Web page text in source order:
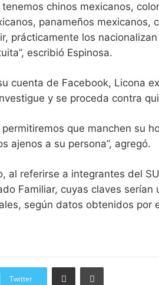
tenemos chinos mexicanos,
panameños mexicanos,
prácticamente los
escribió Espinosa.
cuenta de Facebook, Licona
y se proceda contra
permitiremos que manchen su
ajenos a su persona”, agregó.
al referirse a integrantes del
Familiar, cuyas claves
según datos obtenidos por
Twitter
Compartir vía email Imprimir